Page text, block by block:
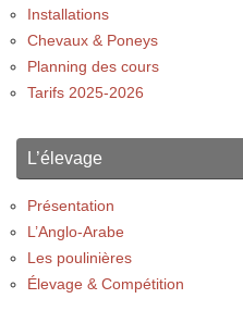
Installations
Chevaux & Poneys
Planning des cours
Tarifs 2025-2026
L’élevage
Présentation
L’Anglo-Arabe
Les poulinières
Élevage & Compétition